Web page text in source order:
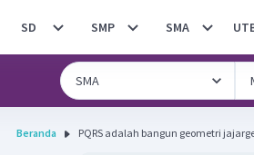
SD SMP SMA
Beranda PQRS adalah bangun geometri